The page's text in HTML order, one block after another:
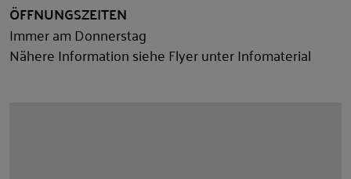
ÖFFNUNGSZEITEN
Immer am Donnerstag
Nähere Information siehe Flyer unter Infomaterial